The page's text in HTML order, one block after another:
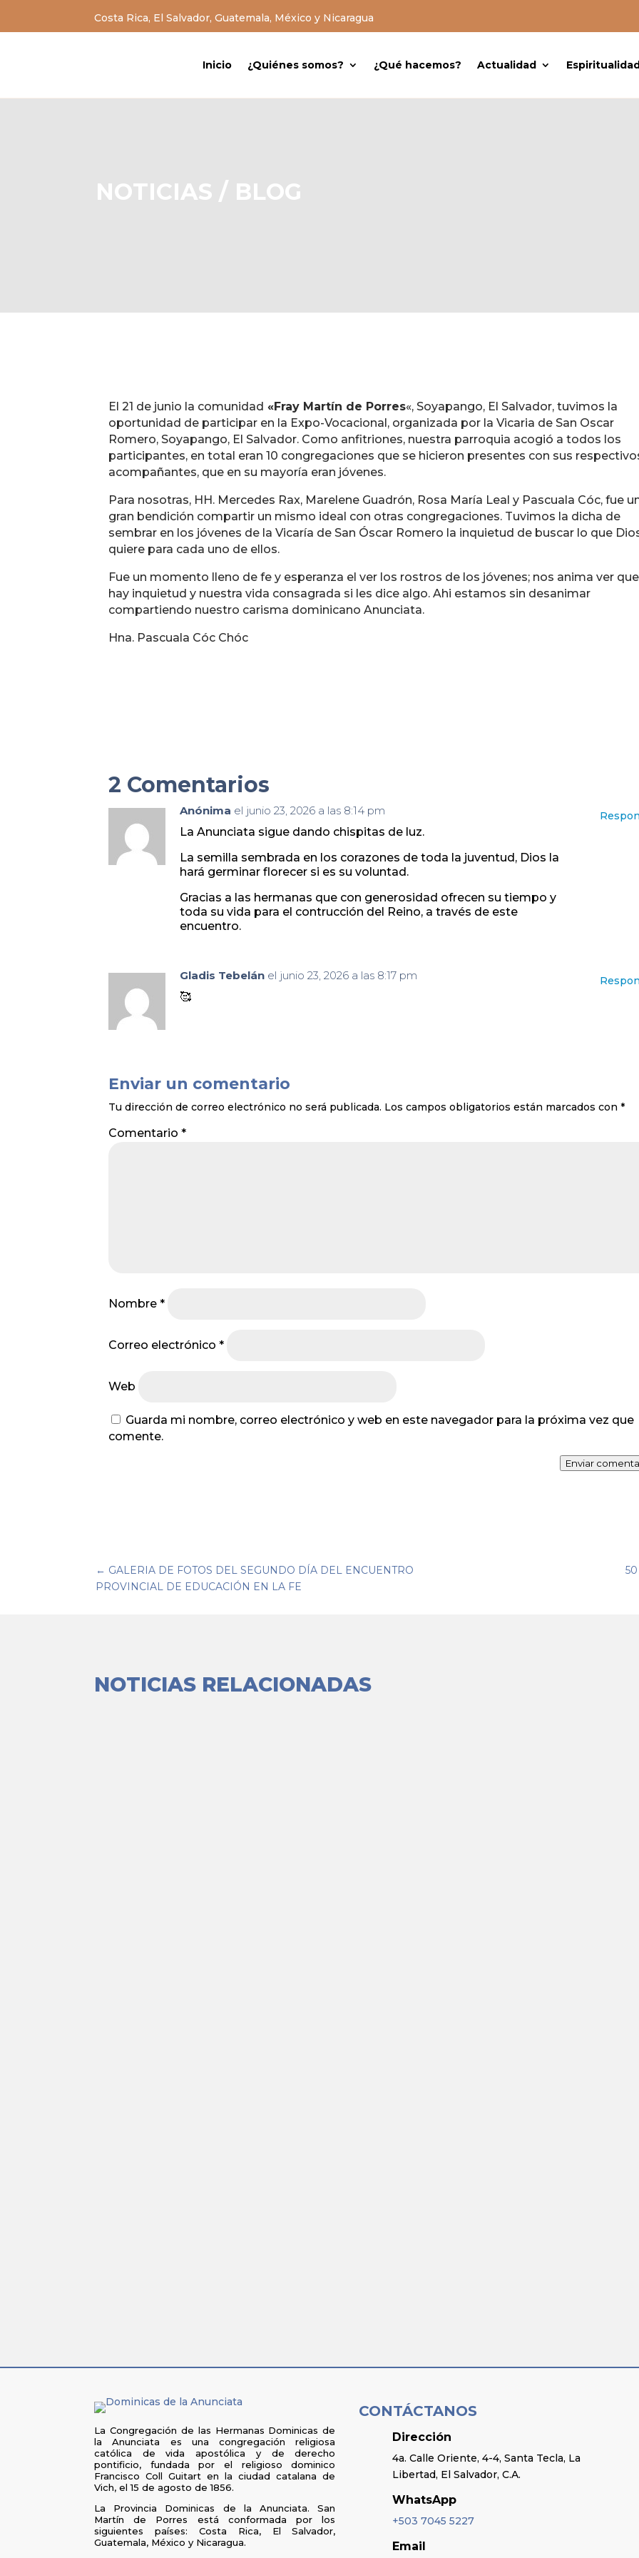
Costa Rica, El Salvador, Guatemala, México y Nicaragua
Inicio ¿Quiénes somos? ¿Qué hacemos? Actualidad
NOTICIAS / BLOG
El 21 de junio la comunidad «Fray Martín de Porres«, Soyapango, El Salvador, tuvimos la
oportunidad de participar en la Expo-Vocacional, organizada por la Vicaria de San Oscar
Romero, Soyapango, El Salvador. Como anfitriones, nuestra parroquia acogió a todos los
participantes, en total eran 10 congregaciones que se hicieron presentes con sus
acompañantes, que en su mayoría eran jóvenes.
Para nosotras, HH. Mercedes Rax, Marelene Guadrón, Rosa María Leal y Pascuala Cóc, fue
gran bendición compartir un mismo ideal con otras congregaciones. Tuvimos la dicha de
sembrar en los jóvenes de la Vicaría de San Óscar Romero la inquietud de buscar lo que
quiere para cada uno de ellos.
Fue un momento lleno de fe y esperanza el ver los rostros de los jóvenes; nos anima ver que
hay inquietud y nuestra vida consagrada si les dice algo. Ahi estamos sin desanimar
compartiendo nuestro carisma dominicano Anunciata.
Hna. Pascuala Cóc Chóc
2 Comentarios
Anónima el junio 23, 2026 a las 8:14 pm
La Anunciata sigue dando chispitas de luz.
La semilla sembrada en los corazones de toda la juventud, Dios la
hará germinar florecer si es su voluntad.
Gracias a las hermanas que con generosidad ofrecen su tiempo y
toda su vida para el contrucción del Reino, a través de este
encuentro.
Gladis Tebelán el junio 23, 2026 a las 8:17 pm
🥰
Enviar un comentario
Tu dirección de correo electrónico no será publicada. Los campos obligatorios están marcados con *
Comentario *
Nombre *
Correo electrónico *
Web
Guarda mi nombre, correo electrónico y web en este navegador para la próxima vez que
comente.
Enviar
← GALERIA DE FOTOS DEL SEGUNDO DÍA DEL ENCUENTRO
PROVINCIAL DE EDUCACIÓN EN LA FE
NOTICIAS RELACIONADAS
La Congregación de las Hermanas Dominicas de
la Anunciata es una congregación religiosa
católica de vida apostólica y de derecho
pontificio, fundada por el religioso dominico
Francisco Coll Guitart en la ciudad catalana de
Vich, el 15 de agosto de 1856.
La Provincia Dominicas de la Anunciata. San
Martín de Porres está conformada por los
siguientes países: Costa Rica, El Salvador,
Guatemala, México y Nicaragua.
CONTÁCTANOS
Dirección
4a. Calle Oriente, 4-4, Santa Tecla, La
Libertad, El Salvador, C.A.
WhatsApp
+503 7045 5227
Email